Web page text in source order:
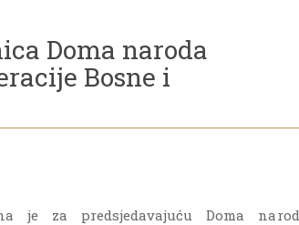
Doma naroda
Bosne i
je za predsjedavajuću Doma